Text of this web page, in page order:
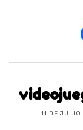
11 DE JULIO